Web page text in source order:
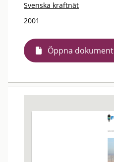
Svenska kraftnät
2001
Öppna dokument